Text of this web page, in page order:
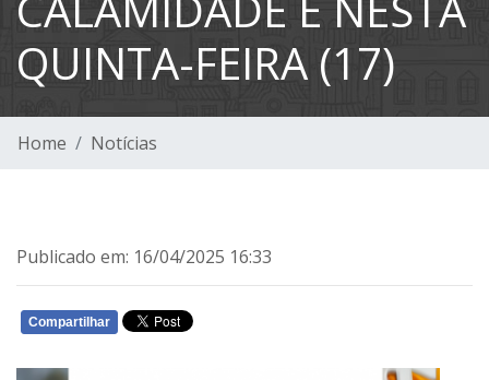
QUINTA-FEIRA (17)
Home Notícias
Publicado em: 16/04/2025 16:33
Compartilhar